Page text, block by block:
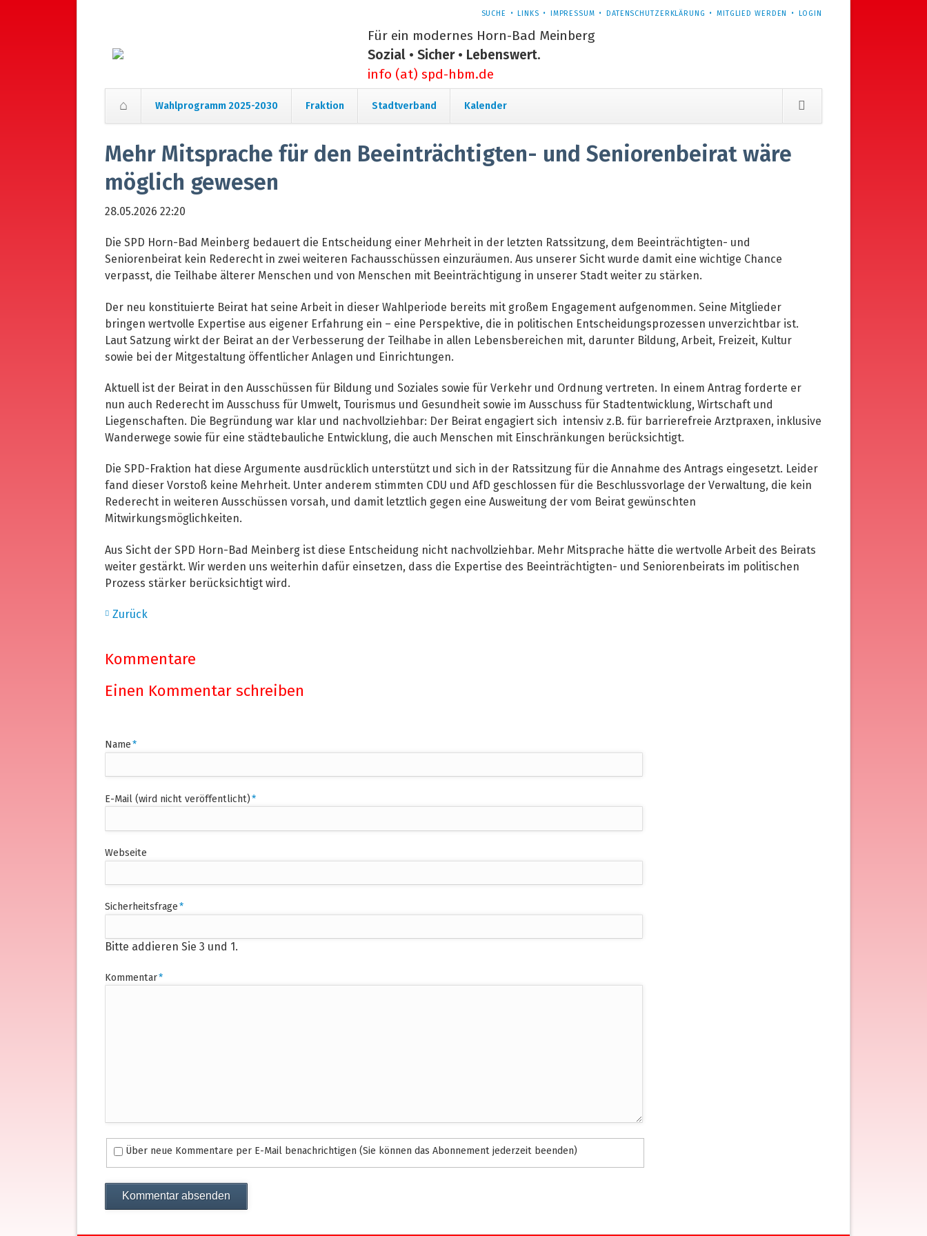
NAVIGATION
SUCHE LINKS IMPRESSUM DATENSCHUTZERKLÄRUNG MITGLIED WERDEN LOGIN
Für ein modernes Horn-Bad Meinberg
Sozial • Sicher • Lebenswert.
info (at) spd-hbm.de
Wahlprogramm 2025-2030 Fraktion Stadtverband Kalender
überspringen
Mehr Mitsprache für den Beeinträchtigten- und Seniorenbeirat wäre
möglich gewesen
28.05.2026 22:20
Die SPD Horn-Bad Meinberg bedauert die Entscheidung einer Mehrheit in der letzten Ratssitzung, dem Beeinträchtigten- und
Seniorenbeirat kein Rederecht in zwei weiteren Fachausschüssen einzuräumen. Aus unserer Sicht wurde damit eine wichtige Chance
verpasst, die Teilhabe älterer Menschen und von Menschen mit Beeinträchtigung in unserer Stadt weiter zu stärken.
Der neu konstituierte Beirat hat seine Arbeit in dieser Wahlperiode bereits mit großem Engagement aufgenommen. Seine Mitglieder
bringen wertvolle Expertise aus eigener Erfahrung ein – eine Perspektive, die in politischen Entscheidungsprozessen unverzichtbar ist.
Laut Satzung wirkt der Beirat an der Verbesserung der Teilhabe in allen Lebensbereichen mit, darunter Bildung, Arbeit, Freizeit, Kultur
sowie bei der Mitgestaltung öffentlicher Anlagen und Einrichtungen.
Aktuell ist der Beirat in den Ausschüssen für Bildung und Soziales sowie für Verkehr und Ordnung vertreten. In einem Antrag forderte er
nun auch Rederecht im Ausschuss für Umwelt, Tourismus und Gesundheit sowie im Ausschuss für Stadtentwicklung, Wirtschaft und
Liegenschaften. Die Begründung war klar und nachvollziehbar: Der Beirat engagiert sich intensiv z.B. für barrierefreie Arztpraxen, inklusive
Wanderwege sowie für eine städtebauliche Entwicklung, die auch Menschen mit Einschränkungen berücksichtigt.
Die SPD-Fraktion hat diese Argumente ausdrücklich unterstützt und sich in der Ratssitzung für die Annahme des Antrags eingesetzt. Leider
fand dieser Vorstoß keine Mehrheit. Unter anderem stimmten CDU und AfD geschlossen für die Beschlussvorlage der Verwaltung, die kein
Rederecht in weiteren Ausschüssen vorsah, und damit letztlich gegen eine Ausweitung der vom Beirat gewünschten
Mitwirkungsmöglichkeiten.
Aus Sicht der SPD Horn-Bad Meinberg ist diese Entscheidung nicht nachvollziehbar. Mehr Mitsprache hätte die wertvolle Arbeit des Beirats
weiter gestärkt. Wir werden uns weiterhin dafür einsetzen, dass die Expertise des Beeinträchtigten- und Seniorenbeirats im politischen
Prozess stärker berücksichtigt wird.
Zurück
Kommentare
Einen Kommentar schreiben
Pflichtfeld
Name*
Pflichtfeld
E-Mail (wird nicht veröffentlicht)*
Webseite
Pflichtfeld
Sicherheitsfrage*
Bitte addieren Sie 3 und 1.
Pflichtfeld
Kommentar*
Über neue Kommentare per E-Mail benachrichtigen (Sie können das Abonnement jederzeit beenden)
Kommentar absenden